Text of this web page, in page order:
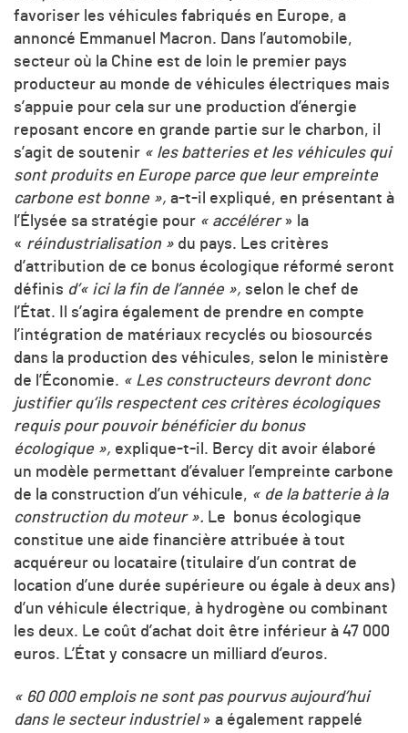
favoriser les véhicules fabriqués en Europe, a
annoncé Emmanuel Macron. Dans l’automobile,
secteur où la Chine est de loin le premier pays
producteur au monde de véhicules électriques mais
s’appuie pour cela sur une production d’énergie
reposant encore en grande partie sur le charbon, il
s’agit de soutenir « les batteries et les véhicules qui
sont produits en Europe parce que leur empreinte
carbone est bonne », a-t-il expliqué, en présentant à
l’Élysée sa stratégie pour « accélérer» la
« réindustrialisation » du pays. Les critères
d’attribution de ce bonus écologique réformé seront
définis d’« ici la fin de l’année », selon le chef de
l’État. Il s’agira également de prendre en compte
l’intégration de matériaux recyclés ou biosourcés
dans la production des véhicules, selon le ministère
de l’Économie. « Les constructeurs devront donc
justifier qu’ils respectent ces critères écologiques
requis pour pouvoir bénéficier du bonus
écologique », explique-t-il. Bercy dit avoir élaboré
un modèle permettant d’évaluer l’empreinte carbone
de la construction d’un véhicule, « de la batterie à la
construction du moteur ». Le bonus écologique
constitue une aide financière attribuée à tout
acquéreur ou locataire (titulaire d’un contrat de
location d’une durée supérieure ou égale à deux ans)
d’un véhicule électrique, à hydrogène ou combinant
les deux. Le coût d’achat doit être inférieur à 47 000
euros. L’État y consacre un milliard d’euros.
« 60 000 emplois ne sont pas pourvus aujourd’hui
dans le secteur industriel» a également rappelé